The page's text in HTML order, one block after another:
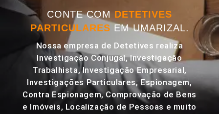
CONTE COM DETETIVES
PARTICULARES EM UMARIZAL.
Nossa empresa de Detetives realiza
Investigação Conjugal, Investigação
Trabalhista, Investigação Empresarial,
Investigações Particulares, Espionagem,
Contra Espionagem, Comprovação de Bens
e Imóveis, Localização de Pessoas e muito